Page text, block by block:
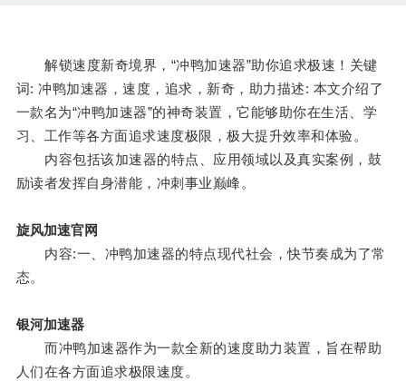
解锁速度新奇境界，“冲鸭加速器”助你追求极速！关键
词: 冲鸭加速器，速度，追求，新奇，助力描述: 本文介绍了
一款名为“冲鸭加速器”的神奇装置，它能够助你在生活、学
习、工作等各方面追求速度极限，极大提升效率和体验。
内容包括该加速器的特点、应用领域以及真实案例，鼓
励读者发挥自身潜能，冲刺事业巅峰。
旋风加速官网
内容:一、冲鸭加速器的特点现代社会，快节奏成为了常
态。
银河加速器
而冲鸭加速器作为一款全新的速度助力装置，旨在帮助
人们在各方面追求极限速度。